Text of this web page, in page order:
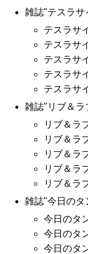
雑誌"テスラサ
テスラサ
テスラサ
テスラサ
テスラサ
テスラサ
雑誌"リブ＆ラ
リブ＆ラ
リブ＆ラ
リブ＆ラ
リブ＆ラ
リブ＆ラ
雑誌"今日のタ
今日のタ
今日のタ
今日のタ